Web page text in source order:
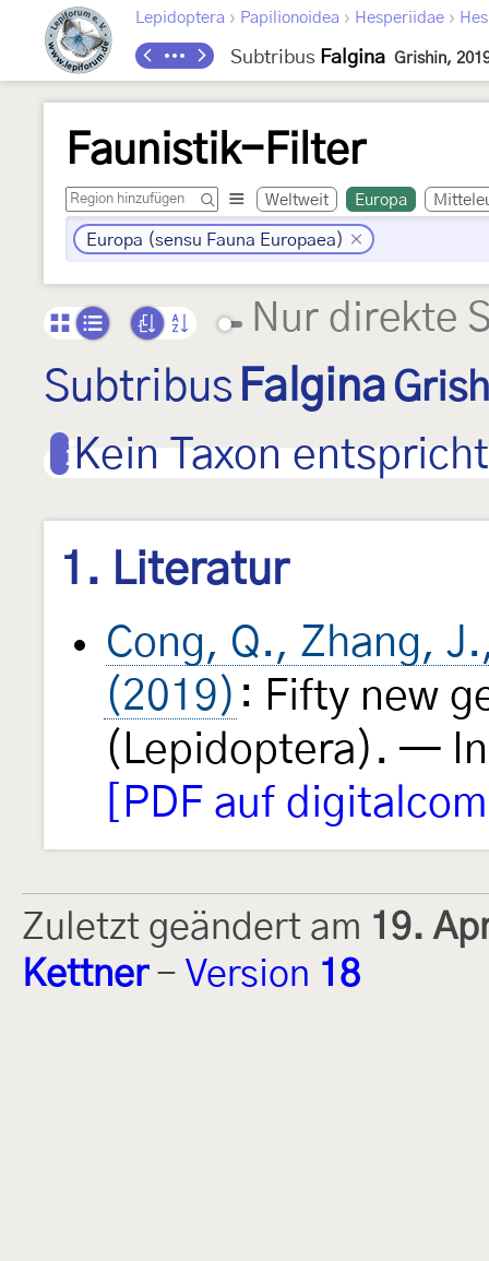
Lepidoptera › Papilionoidea › Hesperiidae ›
Subtribus Falgina Grishin,
Faunistik-Filter
Weltweit Europa
Europa (sensu Fauna Europaea)
Nur direkte
Subtribus Falgina
Kein Taxon
1. Literatur
Cong, Q., Zhang,
(2019) : Fifty new
(Lepidoptera). —
[PDF auf
Zuletzt geändert am 19.
Kettner- Version 18